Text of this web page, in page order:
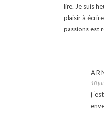
lire. Je suis
plaisir à
passions est
18
j